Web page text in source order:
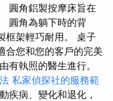
圓角鋁製按摩床旨在
圓角為躺下時的背
框架輕巧耐用。 桌子
合您和您的客戶的完美
有執照的醫生進行。
私家偵探社的服務範
疾病、變化和退化，